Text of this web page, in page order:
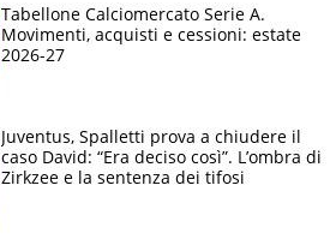
Tabellone Calciomercato Serie A.
Movimenti, acquisti e cessioni: estate
2026-27
Juventus, Spalletti prova a chiudere il
caso David: “Era deciso così”. L’ombra di
Zirkzee e la sentenza dei tifosi